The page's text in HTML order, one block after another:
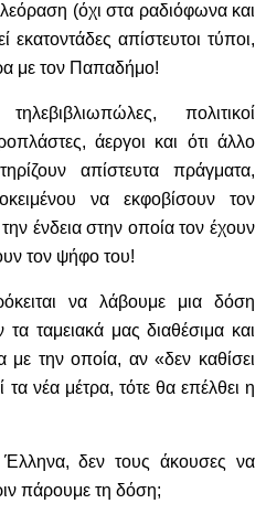
(όχι στα ραδιόφωνα και
εκατοντάδες απίστευτοι τύποι,
με τον Παπαδήμο!
πολιτικοί
άεργοι και ότι άλλο
απίστευτα πράγματα,
να εκφοβίσουν τον
ένδεια στην οποία τον έχουν
τον ψήφο του!
να λάβουμε μια δόση
τα ταμειακά μας διαθέσιμα και
με την οποία, αν «δεν καθίσει
τα νέα μέτρα, τότε θα επέλθει η
δεν τους άκουσες να
πάρουμε τη δόση;